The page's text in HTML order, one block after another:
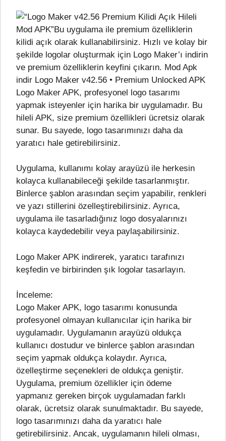
Logo Maker APK, profesyonel logo tasarımı
yapmak isteyenler için harika bir uygulamadır. Bu
hileli APK, size premium özellikleri ücretsiz olarak
sunar. Bu sayede, logo tasarımınızı daha da
yaratıcı hale getirebilirsiniz.
Uygulama, kullanımı kolay arayüzü ile herkesin
kolayca kullanabileceği şekilde tasarlanmıştır.
Binlerce şablon arasından seçim yapabilir, renkleri
ve yazı stillerini özelleştirebilirsiniz. Ayrıca,
uygulama ile tasarladığınız logo dosyalarınızı
kolayca kaydedebilir veya paylaşabilirsiniz.
Logo Maker APK indirerek, yaratıcı tarafınızı
keşfedin ve birbirinden şık logolar tasarlayın.
İnceleme:
Logo Maker APK, logo tasarımı konusunda
profesyonel olmayan kullanıcılar için harika bir
uygulamadır. Uygulamanın arayüzü oldukça
kullanıcı dostudur ve binlerce şablon arasından
seçim yapmak oldukça kolaydır. Ayrıca,
özelleştirme seçenekleri de oldukça geniştir.
Uygulama, premium özellikler için ödeme
yapmanız gereken birçok uygulamadan farklı
olarak, ücretsiz olarak sunulmaktadır. Bu sayede,
logo tasarımınızı daha da yaratıcı hale
getirebilirsiniz. Ancak, uygulamanın hileli olması,